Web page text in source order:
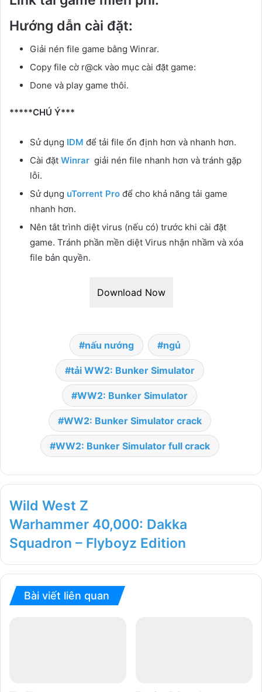
Hướng dẫn cài đặt:
Giải nén file game bằng Winrar.
Copy file cờ r@ck vào mục cài đặt game:
Done và play game thôi.
*****CHÚ Ý***
Sử dụng IDM để tải file ổn định hơn và nhanh hơn.
Cài đặt Winrar giải nén file nhanh hơn và tránh gặp
lỗi.
Sử dụng uTorrent Pro để cho khả năng tải game
nhanh hơn.
Nên tắt trình diệt virus (nếu có) trước khi cài đặt
game. Tránh phần mền diệt Virus nhận nhầm và xóa
file bản quyền.
Download Now
nấu nướng ngủ
tải WW2: Bunker Simulator
WW2: Bunker Simulator
WW2: Bunker Simulator crack
WW2: Bunker Simulator full crack
Wild West Z
Warhammer 40,000: Dakka
Squadron – Flyboyz Edition
Bài viết liên quan